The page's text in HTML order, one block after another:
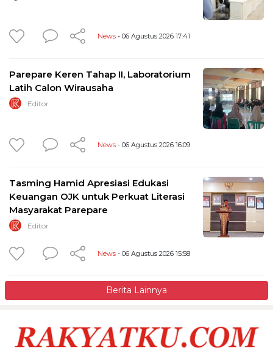
News - 06 Agustus 2026 17:41
Parepare Keren Tahap II, Laboratorium
Latih Calon Wirausaha
Editor
News - 06 Agustus 2026 16:09
Tasming Hamid Apresiasi Edukasi
Keuangan OJK untuk Perkuat Literasi
Masyarakat Parepare
Editor
News - 06 Agustus 2026 15:58
Berita Lainnya